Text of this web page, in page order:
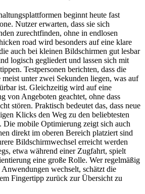
beginnt heute fast
Nutzer erwarten, dass sie sich
zurechtfinden, ohne in endlosen
road wird besonders auf eine klare
auch bei kleinen Bildschirmen gut lesbar
logisch gegliedert und lassen sich mit
Testpersonen berichten, dass die
meist unter zwei Sekunden liegen, was auf
ist. Gleichzeitig wird auf eine
von Angeboten geachtet, ohne dass
stören. Praktisch bedeutet das, dass neue
Klicks den Weg zu den beliebtesten
Die mobile Optimierung zeigt sich auch
direkt im oberen Bereich platziert sind
Bildschirmwechsel erreicht werden
etwa während einer Zugfahrt, spielt
eine große Rolle. Wer regelmäßig
wechselt, schätzt die
Fingertipp zurück zur Übersicht zu